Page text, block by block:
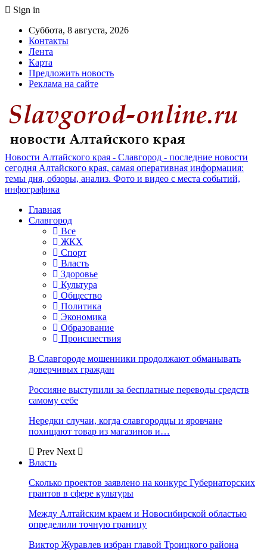
Sign in
Суббота, 8 августа, 2026
Контакты
Лента
Карта
Предложить новость
Реклама на сайте
Новости Алтайского края - Славгород - последние новости
сегодня Алтайского края, самая оперативная информация:
темы дня, обзоры, анализ. Фото и видео с места событий,
инфографика
Главная
Славгород
Все
ЖКХ
Спорт
Власть
Здоровье
Культура
Общество
Политика
Экономика
Образование
Происшествия
В Славгороде мошенники продолжают обманывать
доверчивых граждан
Россияне выступили за бесплатные переводы средств
самому себе
Нередки случаи, когда славгородцы и яровчане
похищают товар из магазинов и…
Prev Next
Власть
Сколько проектов заявлено на конкурс Губернаторских
грантов в сфере культуры
Между Алтайским краем и Новосибирской областью
определили точную границу
Виктор Журавлев избран главой Троицкого района